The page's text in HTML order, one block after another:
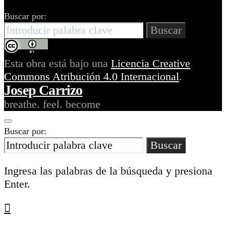
Buscar por:
Buscar
Esta obra está bajo una Licencia Creative
Commons Atribución 4.0 Internacional.
Josep Carrizo
breathe. feel. become
Buscar por:
Buscar
Ingresa las palabras de la búsqueda y presiona
Enter.